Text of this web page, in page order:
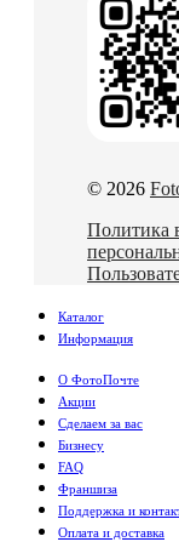
© 2026
Политика
Каталог
Информация
О ФотоПочте
Акции
Сделаем за вас
Бизнесу
FAQ
Франшиза
Поддержка и
Оплата и доставка